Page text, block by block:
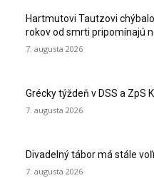
Hartmutovi Tautzovi
rokov od smrti pripomínajú
7. augusta 2026
Grécky týždeň v DSS a ZpS
7. augusta 2026
Divadelný tábor má stále
7. augusta 2026